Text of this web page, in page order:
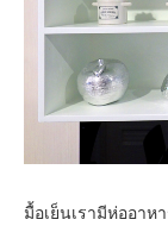
มื้อเย็นเรามีห่ออา